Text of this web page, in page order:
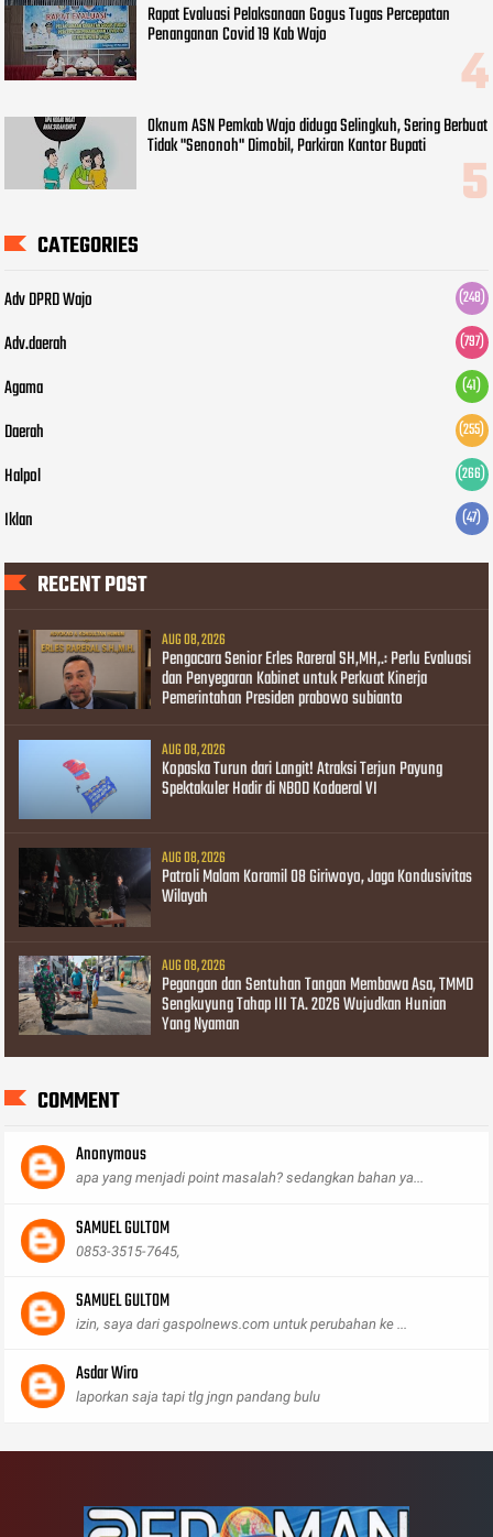
Rapat Evaluasi Pelaksanaan Gogus Tugas Percepatan
Penanganan Covid 19 Kab Wajo
Oknum ASN Pemkab Wajo diduga Selingkuh, Sering Berbuat
Tidak "Senonoh" Dimobil, Parkiran Kantor Bupati
CATEGORIES
Adv DPRD Wajo (248)
Adv.daerah (797)
Agama (41)
Daerah (255)
Halpol (266)
Iklan (47)
RECENT POST
AUG 08, 2026
Pengacara Senior Erles Rareral SH,MH,.: Perlu Evaluasi
dan Penyegaran Kabinet untuk Perkuat Kinerja
Pemerintahan Presiden prabowo subianto
AUG 08, 2026
Kopaska Turun dari Langit! Atraksi Terjun Payung
Spektakuler Hadir di NBOD Kodaeral VI
AUG 08, 2026
Patroli Malam Koramil 08 Giriwoyo, Jaga Kondusivitas
Wilayah
AUG 08, 2026
Pegangan dan Sentuhan Tangan Membawa Asa, TMMD
Sengkuyung Tahap III TA. 2026 Wujudkan Hunian
Yang Nyaman
COMMENT
Anonymous
apa yang menjadi point masalah? sedangkan bahan ya...
SAMUEL GULTOM
0853-3515-7645,
SAMUEL GULTOM
izin, saya dari gaspolnews.com untuk perubahan ke ...
Asdar Wiro
laporkan saja tapi tlg jngn pandang bulu